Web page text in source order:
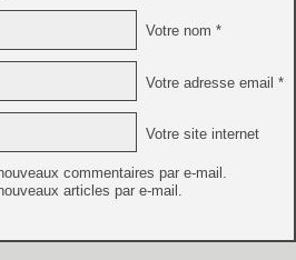
Votre nom *
Votre adresse email *
Votre site internet
commentaires par e-mail.
articles par e-mail.